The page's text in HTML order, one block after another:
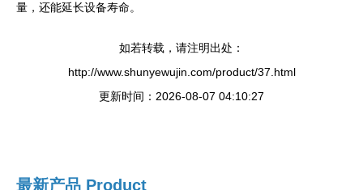
量，还能延长设备寿命。
如若转载，请注明出处：
http://www.shunyewujin.com/product/37.html
更新时间：2026-08-07 04:10:27
最新产品 Product